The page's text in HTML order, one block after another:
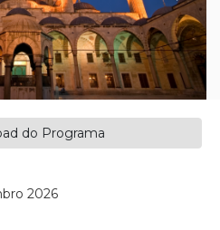
do Programa
2026